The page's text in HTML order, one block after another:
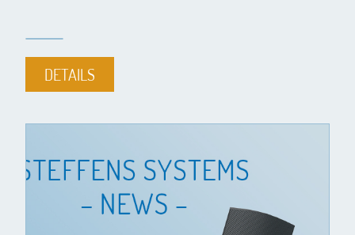
DETAILS